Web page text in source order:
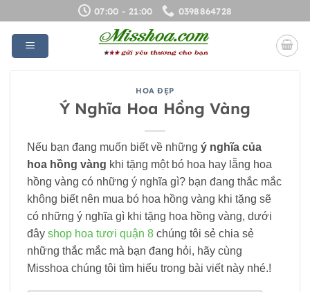
qua
dung
07:00 - 21:00 0398864728
HOA ĐẸP
Ý Nghĩa Hoa Hồng Vàng
Nếu bạn đang muốn biết về những ý nghĩa của
hoa hồng vàng khi tặng một bó hoa hay lẵng hoa
hồng vàng có những ý nghĩa gì? bạn đang thắc mắc
không biết nên mua bó hoa hồng vàng khi tặng sẽ
có những ý nghĩa gì khi tặng hoa hồng vàng, dưới
đây shop hoa tươi quận 8 chúng tôi sẻ chia sẻ
những thắc mắc mà bạn đang hỏi, hãy cùng
Misshoa chúng tôi tìm hiểu trong bài viết này nhé.!